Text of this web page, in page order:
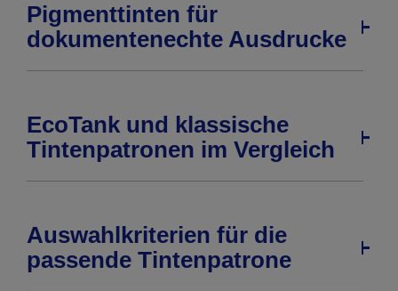
Pigmenttinten für
dokumentenechte Ausdrucke
EcoTank und klassische
Tintenpatronen im Vergleich
Auswahlkriterien für die
passende Tintenpatrone